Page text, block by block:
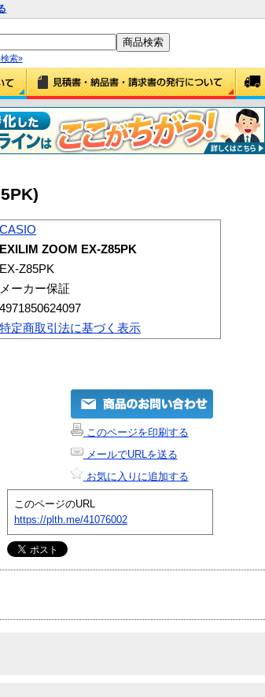
索»
CASIO
EXILIM ZOOM EX-Z85PK
EX-Z85PK
メーカー保証
4971850624097
特定商取引法に基づく表示
このページを印刷する
メールでURLを送る
お気に入りに追加する
このページのURL
https://plth.me/41076002